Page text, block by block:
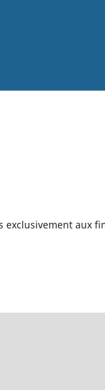
exclusivement aux